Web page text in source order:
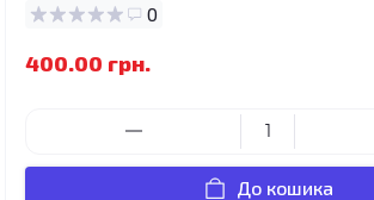
0
400.00 грн.
До кошика